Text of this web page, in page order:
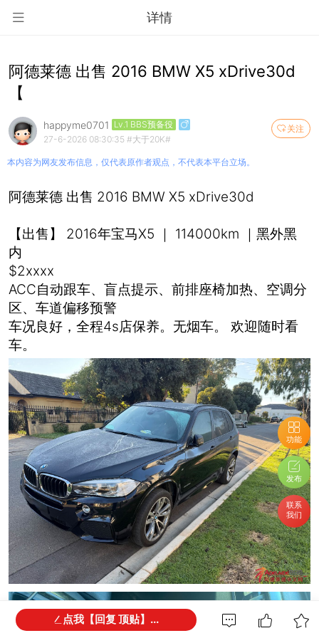
详情
功能
发布
联系
我们
阿德莱德 出售 2016 BMW X5 xDrive30d
【
关注
happyme0701 Lv.1 BBS预备役
27-6-2026 08:30:35 #大于20K#
本内容为网友发布信息，仅代表原作者观点，不代表本平台立场。
阿德莱德 出售 2016 BMW X5 xDrive30d
【出售】 2016年宝马X5 ｜ 114000km ｜黑外黑
内
$2xxxx
ACC自动跟车、盲点提示、前排座椅加热、空调分
区、车道偏移预警
车况良好，全程4s店保养。无烟车。 欢迎随时看
车。
点我【回复 顶贴】...